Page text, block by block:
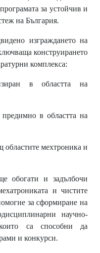
за устойчив и
на България.
изграждането на
конструирането
комплекса:
в областта на
в областта на
мехтроника и
обогати и задълбочи
и чистите
за сформиране на
научно‐
които са способни да
и конкурси.